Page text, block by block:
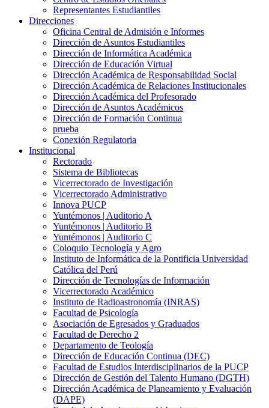
Representantes Estudiantiles
Direcciones
Oficina Central de Admisión e Informes
Dirección de Asuntos Estudiantiles
Dirección de Informática Académica
Dirección de Educación Virtual
Dirección Académica de Responsabilidad Social
Dirección Académica de Relaciones Institucionales
Dirección Académica del Profesorado
Dirección de Asuntos Académicos
Dirección de Formación Continua
prueba
Conexión Regulatoria
Institucional
Rectorado
Sistema de Bibliotecas
Vicerrectorado de Investigación
Vicerrectorado Administrativo
Innova PUCP
Yuntémonos | Auditorio A
Yuntémonos | Auditorio B
Yuntémonos | Auditorio C
Coloquio Tecnología y Agro
Instituto de Informática de la Pontificia Universidad
Católica del Perú
Dirección de Tecnologías de Información
Vicerrectorado Académico
Instituto de Radioastronomía (INRAS)
Facultad de Psicología
Asociación de Egresados y Graduados
Facultad de Derecho 2
Departamento de Teología
Dirección de Educación Continua (DEC)
Facultad de Estudios Interdisciplinarios de la PUCP
Dirección de Gestión del Talento Humano (DGTH)
Dirección Académica de Planeamiento y Evaluación
(DAPE)